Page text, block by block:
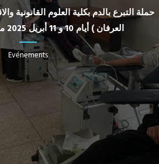
حملة التبرع بالدم بكلية العلوم القانونية
العرفان ) أيام 10 و 11 أبريل 2025 مرت في أجواء جيدة
Evénements